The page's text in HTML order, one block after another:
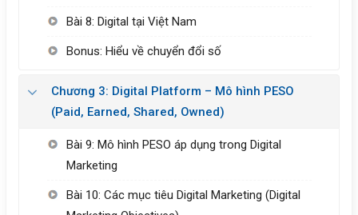
Bài 8: Digital tại Việt Nam
Bonus: Hiểu về chuyển đổi số
Chương 3: Digital Platform – Mô hình PESO
(Paid, Earned, Shared, Owned)
Bài 9: Mô hình PESO áp dụng trong Digital
Marketing
Bài 10: Các mục tiêu Digital Marketing (Digital